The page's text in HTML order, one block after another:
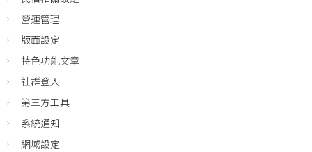
營運管理
版面設定
特色功能文章
社群登入
第三方工具
系統通知
網域設定